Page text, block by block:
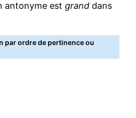
antonyme est grand dans
par ordre de pertinence ou